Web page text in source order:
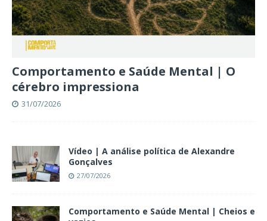
Comportamento e Saúde Mental | O
cérebro impressiona
31/07/2026
Vídeo | A análise política de Alexandre
Gonçalves
27/07/2026
Comportamento e Saúde Mental | Cheios e